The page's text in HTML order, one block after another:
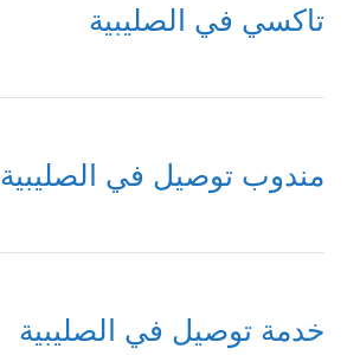
تاكسي في الصليبية
مندوب توصيل في الصليبية
خدمة توصيل في الصليبية